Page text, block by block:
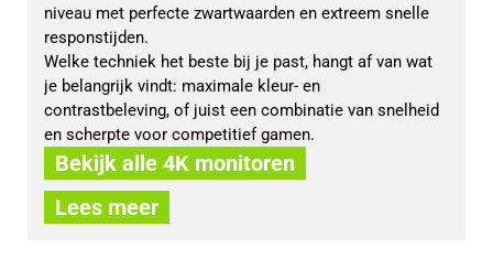
niveau met perfecte zwartwaarden en extreem snelle
responstijden.
Welke techniek het beste bij je past, hangt af van wat
je belangrijk vindt: maximale kleur- en
contrastbeleving, of juist een combinatie van snelheid
en scherpte voor competitief gamen.
Bekijk alle 4K monitoren
Lees meer